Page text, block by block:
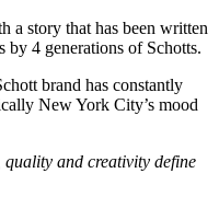
a story that has been written
by 4 generations of Schotts.
brand has constantly
New York City’s mood
and creativity define